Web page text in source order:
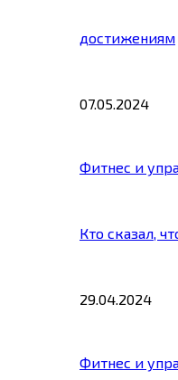
достижениям
07.05.2024
Фитнес и
Кто сказал,
29.04.2024
Фитнес и